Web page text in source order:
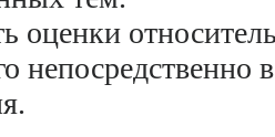
оценки
непосредственно